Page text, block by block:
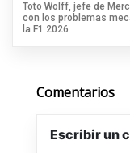
Toto Wolff, jefe de
con los problemas
la F1 2026
Comentarios
Escribir un